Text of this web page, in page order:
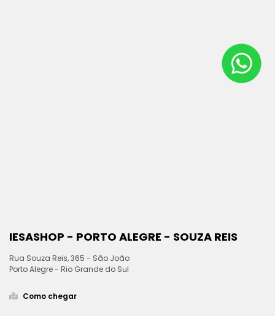
IESASHOP - PORTO ALEGRE - SOUZA REIS
Rua Souza Reis, 365 - São João
Porto Alegre - Rio Grande do Sul
Como chegar